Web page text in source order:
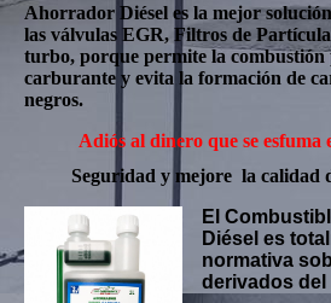
Ahorrador Diésel es la mejor
las válvulas EGR, Filtros de
turbo, porque permite la combustión
carburante y evita la formación de
negros.
Adiós al dinero que se esfuma
Seguridad y mejore la calidad
El
Diésel es
normativa
derivados del